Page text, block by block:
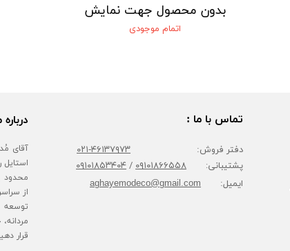
بدون محصول جهت نمایش
اتمام موجودی
درباره
محدود
از
قرار
تماس با ما :
دفتر فروش: ۴۶۱۳۷۹۷۳-۰۲۱
پشتیبانی: ۰۹۱۰۱۸۶۶۵۵۸/۰۹۱۰۱۸۵۳۴۰۴
ایمیل: aghayemodeco@gmail.com